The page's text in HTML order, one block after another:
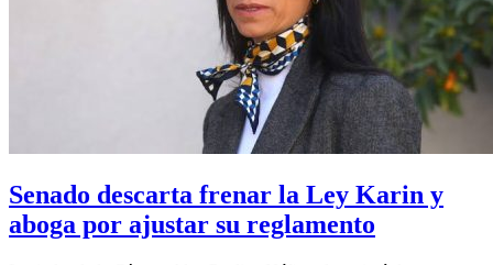
Senado descarta frenar la Ley Karin y
aboga por ajustar su reglamento